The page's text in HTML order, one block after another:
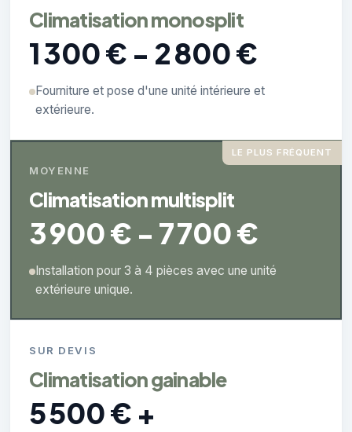
Climatisation monosplit
1 300 € - 2 800 €
Fourniture et pose d'une unité intérieure et
extérieure.
LE PLUS FRÉQUENT
MOYENNE
Climatisation multisplit
3 900 € - 7 700 €
Installation pour 3 à 4 pièces avec une unité
extérieure unique.
SUR DEVIS
Climatisation gainable
5 500 € +